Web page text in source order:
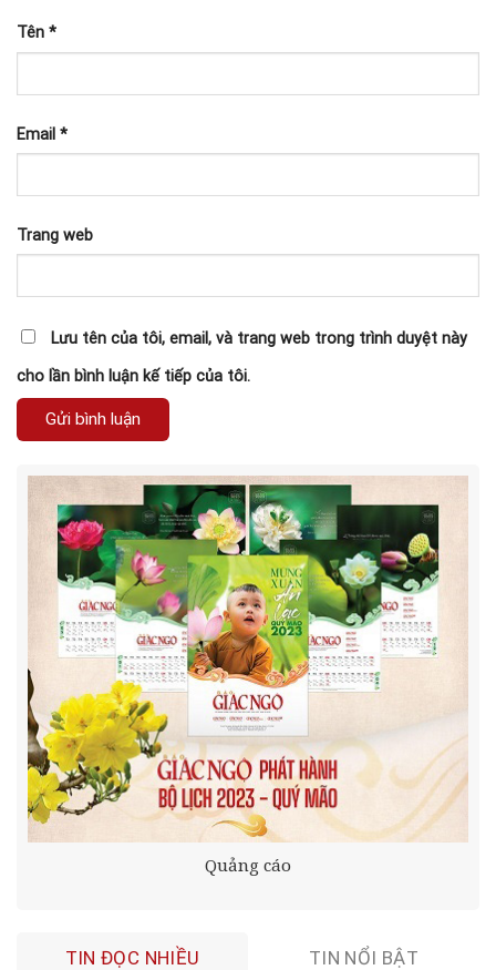
Tên *
Email *
Trang web
Lưu tên của tôi, email, và trang web trong trình duyệt này
cho lần bình luận kế tiếp của tôi.
Quảng cáo
TIN ĐỌC NHIỀU TIN NỔI BẬT